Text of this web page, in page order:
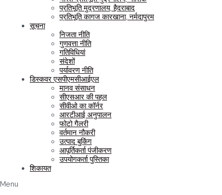
प्रतिभूति मुद्रणालय, हैदराबाद
प्रतिभूति कागज कारखाना, नर्मदापुरम
सूचना
निजता नीति
गुणवत्ता नीति
गतिविधियां
संदेशों
पर्यावरण नीति
डिस्कवर एसपीएमसीआईएल
मानव संसाधन
सीएसआर की पहल
सीवीओ का कॉर्नर
आरटीआई अनुपालन
फोटो गैलरी
वर्तमान नौकरी
उत्पाद बुकिंग
आपूर्तिकर्ता पंजीकरण
उपयोगकर्ता पुस्तिका
शिकायत
Menu